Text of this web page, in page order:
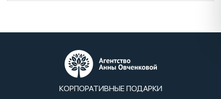
КОРПОРАТИВНЫЕ ПОДАРКИ